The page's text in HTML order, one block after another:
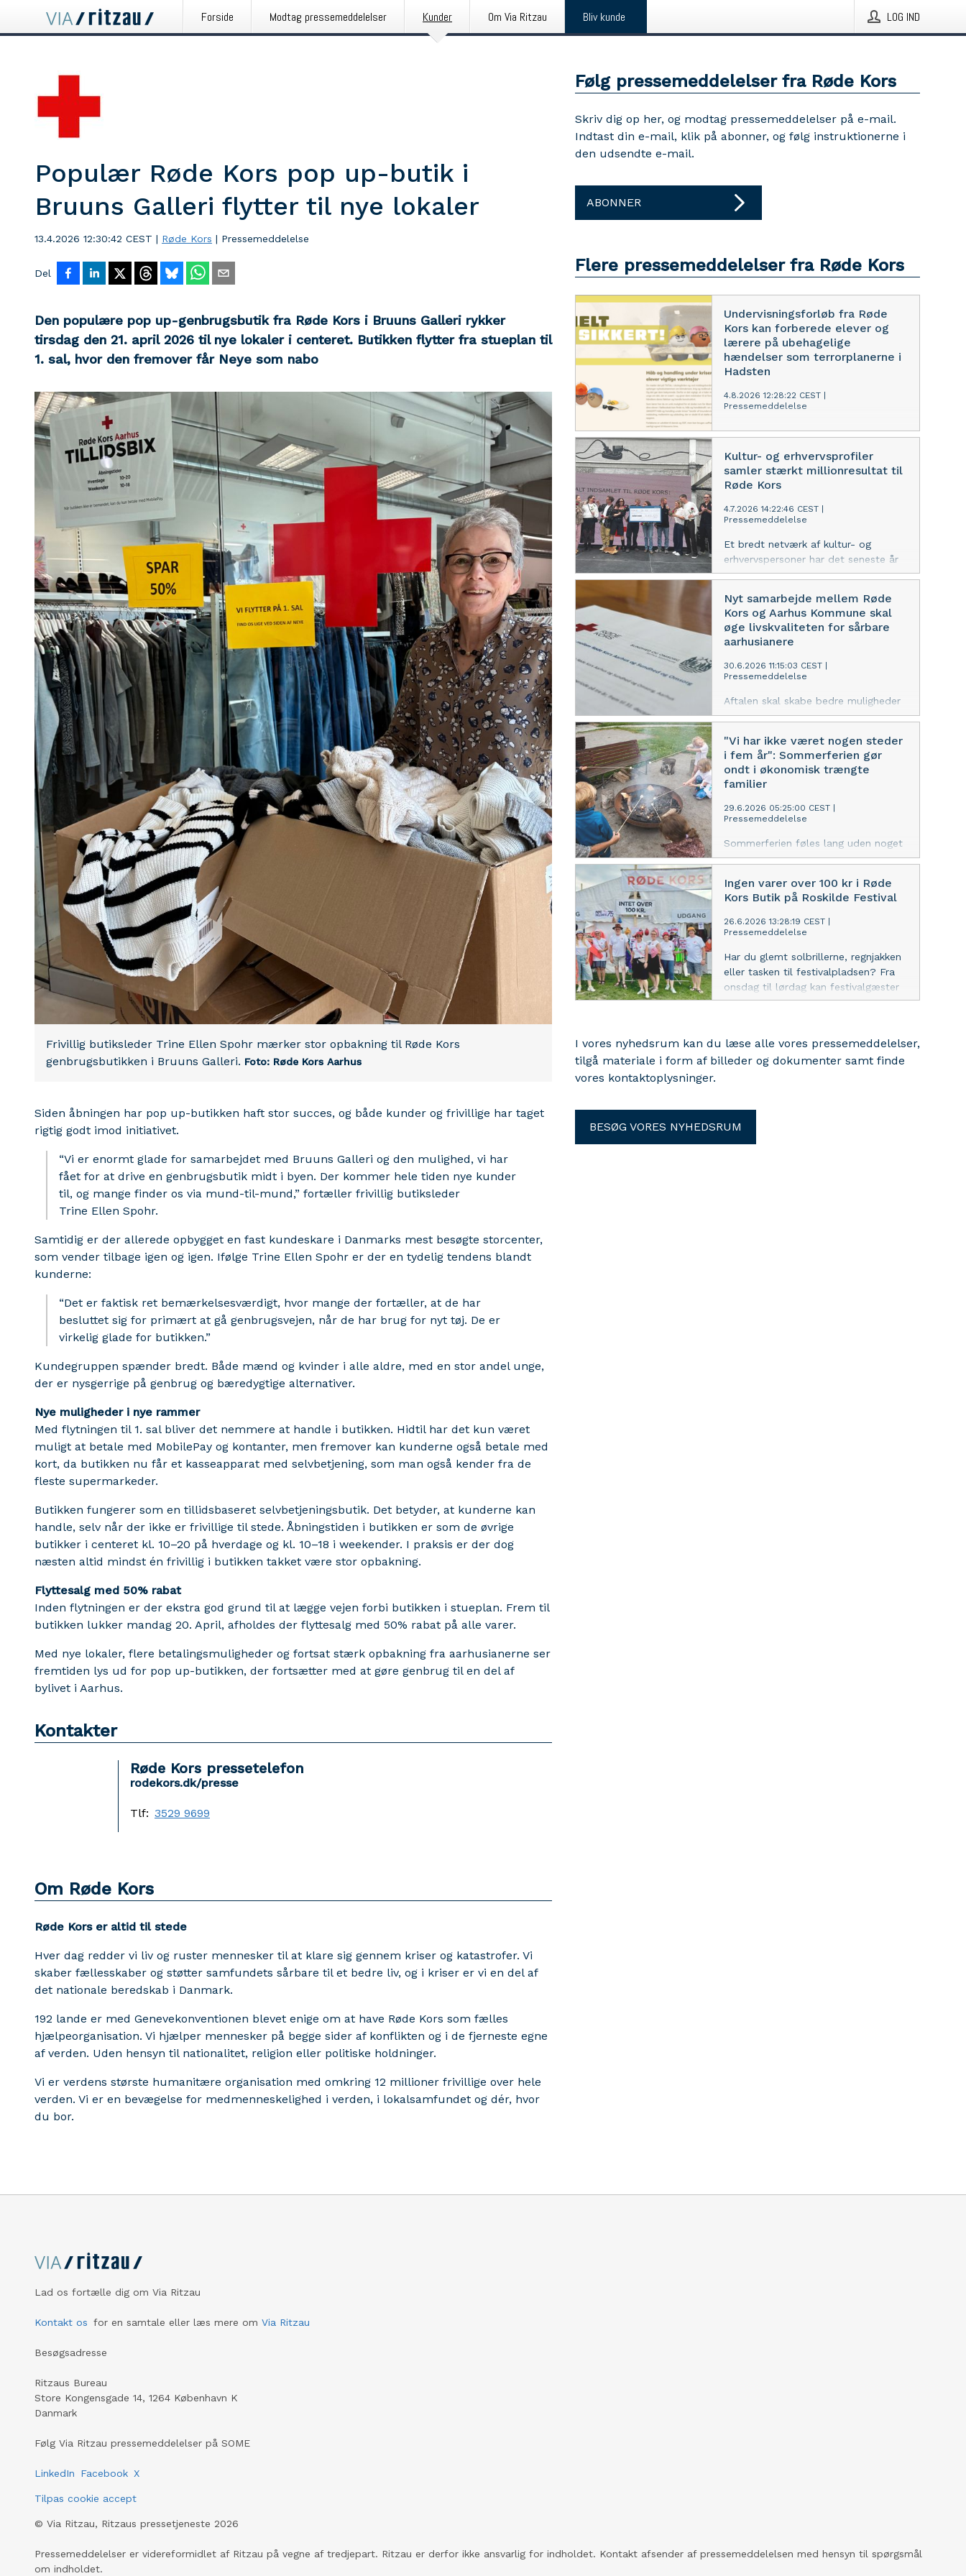
Forside Modtag pressemeddelelser Kunder Om Via Ritzau Bliv kunde LOG IND
Populær Røde Kors pop up-butik i
Bruuns Galleri flytter til nye lokaler
13.4.2026 12:30:42 CEST | Røde Kors | Pressemeddelelse
Del
Den populære pop up-genbrugsbutik fra Røde Kors i Bruuns Galleri rykker
tirsdag den 21. april 2026 til nye lokaler i centeret. Butikken flytter fra stueplan til
1. sal, hvor den fremover får Neye som nabo
Frivillig butiksleder Trine Ellen Spohr mærker stor opbakning til Røde Kors
genbrugsbutikken i Bruuns Galleri. Foto: Røde Kors Aarhus
Siden åbningen har pop up-butikken haft stor succes, og både kunder og frivillige har taget
rigtig godt imod initiativet.
“Vi er enormt glade for samarbejdet med Bruuns Galleri og den mulighed, vi har
fået for at drive en genbrugsbutik midt i byen. Der kommer hele tiden nye kunder
til, og mange finder os via mund-til-mund,” fortæller frivillig butiksleder
Trine Ellen Spohr.
Samtidig er der allerede opbygget en fast kundeskare i Danmarks mest besøgte storcenter,
som vender tilbage igen og igen. Ifølge Trine Ellen Spohr er der en tydelig tendens blandt
kunderne:
“Det er faktisk ret bemærkelsesværdigt, hvor mange der fortæller, at de har
besluttet sig for primært at gå genbrugsvejen, når de har brug for nyt tøj. De er
virkelig glade for butikken.”
Kundegruppen spænder bredt. Både mænd og kvinder i alle aldre, med en stor andel unge,
der er nysgerrige på genbrug og bæredygtige alternativer.
Nye muligheder i nye rammer
Med flytningen til 1. sal bliver det nemmere at handle i butikken. Hidtil har det kun været
muligt at betale med MobilePay og kontanter, men fremover kan kunderne også betale med
kort, da butikken nu får et kasseapparat med selvbetjening, som man også kender fra de
fleste supermarkeder.
Butikken fungerer som en tillidsbaseret selvbetjeningsbutik. Det betyder, at kunderne kan
handle, selv når der ikke er frivillige til stede. Åbningstiden i butikken er som de øvrige
butikker i centeret kl. 10–20 på hverdage og kl. 10–18 i weekender. I praksis er der dog
næsten altid mindst én frivillig i butikken takket være stor opbakning.
Flyttesalg med 50% rabat
Inden flytningen er der ekstra god grund til at lægge vejen forbi butikken i stueplan. Frem til
butikken lukker mandag 20. April, afholdes der flyttesalg med 50% rabat på alle varer.
Med nye lokaler, flere betalingsmuligheder og fortsat stærk opbakning fra aarhusianerne ser
fremtiden lys ud for pop up-butikken, der fortsætter med at gøre genbrug til en del af
bylivet i Aarhus.
Kontakter
Røde Kors pressetelefon
rodekors.dk/presse
Tlf: 3529 9699
Om Røde Kors
Røde Kors er altid til stede
Hver dag redder vi liv og ruster mennesker til at klare sig gennem kriser og katastrofer. Vi
skaber fællesskaber og støtter samfundets sårbare til et bedre liv, og i kriser er vi en del af
det nationale beredskab i Danmark.
192 lande er med Genevekonventionen blevet enige om at have Røde Kors som fælles
hjælpeorganisation. Vi hjælper mennesker på begge sider af konflikten og i de fjerneste egne
af verden. Uden hensyn til nationalitet, religion eller politiske holdninger.
Vi er verdens største humanitære organisation med omkring 12 millioner frivillige over hele
verden. Vi er en bevægelse for medmenneskelighed i verden, i lokalsamfundet og dér, hvor
du bor.
Følg pressemeddelelser fra Røde Kors
Skriv dig op her, og modtag pressemeddelelser på e-mail.
Indtast din e-mail, klik på abonner, og følg instruktionerne i
den udsendte e-mail.
ABONNER
Flere pressemeddelelser fra Røde Kors
Undervisningsforløb fra Røde
Kors kan forberede elever og
lærere på ubehagelige
hændelser som terrorplanerne i
Hadsten
4.8.2026 12:28:22 CEST
Pressemeddelelse
Forløbet "HELT SIKKERT!" kan
håndtere deres bekymringer, give
dem mod og redskaber til at handle,
når både de store og små kriser og
katastrofer rammer
Kultur- og erhvervsprofiler
samler stærkt millionresultat til
Røde Kors
4.7.2026 14:22:46 CEST
Pressemeddelelse
Et bredt netværk af kultur- og
erhvervspersoner har det seneste år
løftet en lang række kreative
Røde Kors som en del af
organisationens Klub 10 og Klub 100.
Tilsammen har de indsamlet mere
Kors’ hjælpearbejde i Danmark og
resten af verden
Nyt samarbejde mellem Røde
Kors og Aarhus Kommune skal
øge livskvaliteten for sårbare
aarhusianere
30.6.2026 11:15:03 CEST
Pressemeddelelse
Aftalen skal skabe bedre muligheder
for deltagelse i fællesskaber, styrke
samt fremme mangfoldighed og
lokal sammenhængskraft
"Vi har ikke været nogen steder
i fem år": Sommerferien gør
ondt i økonomisk trængte
familier
29.6.2026 05:25:00 CEST
Pressemeddelelse
Sommerferien føles lang uden noget
at se frem til, og for flere økonomisk
der er forbundet med glæde. Flere
forældre fortæller, at deres børn er
flove over at skulle tilbage i skole og
fortælle om en ferie uden oplevelser.
Røde Kors
Ingen varer over 100 kr i Røde
Kors Butik på Roskilde Festival
26.6.2026 13:28:19 CEST
Pressemeddelelse
Har du glemt solbrillerne, regnjakken
eller tasken til festivalpladsen? Fra
onsdag til lørdag kan festivalgæster
gøre billige og mere bæredygtige
I vores nyhedsrum kan du læse alle vores pressemeddelelser,
tilgå materiale i form af billeder og dokumenter samt finde
vores kontaktoplysninger.
BESØG VORES NYHEDSRUM
Lad os fortælle dig om Via Ritzau
Kontakt os for en samtale eller læs mere om Via Ritzau
Besøgsadresse
Ritzaus Bureau
Store Kongensgade 14, 1264 København K
Danmark
Følg Via Ritzau pressemeddelelser på SOME
LinkedIn Facebook X
Tilpas cookie accept
© Via Ritzau, Ritzaus pressetjeneste 2026
Pressemeddelelser er videreformidlet af Ritzau på vegne af tredjepart. Ritzau er derfor ikke ansvarlig for indholdet. Kontakt afsender af pressemeddelelsen med hensyn til spørgsmål
om indholdet.